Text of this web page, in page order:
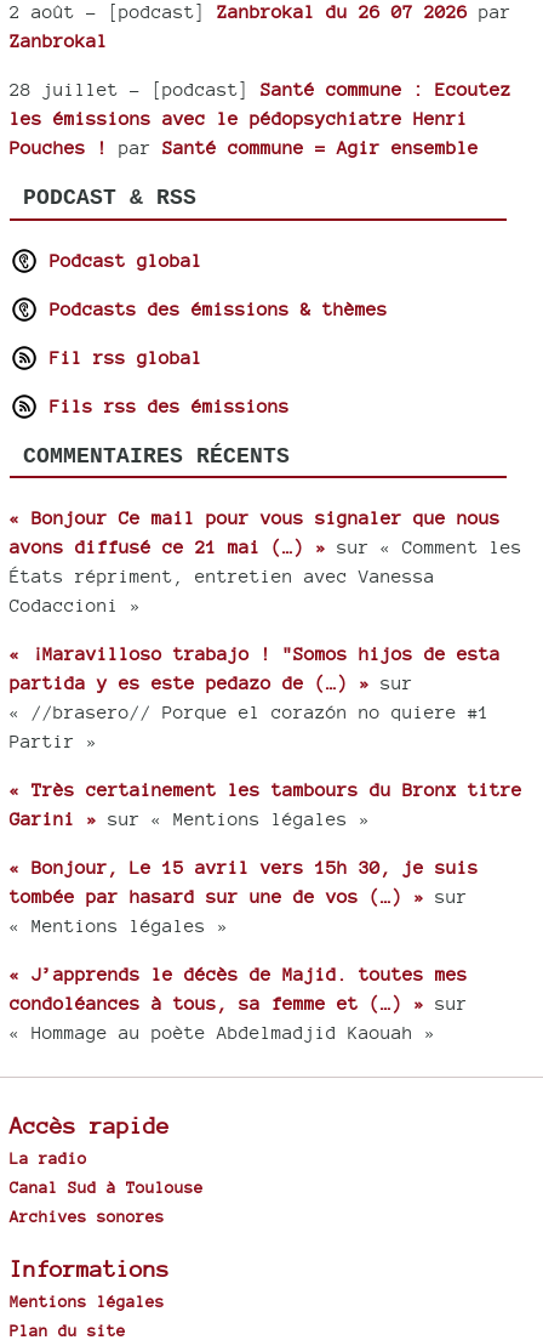
2 août - [podcast] Zanbrokal du 26 07 2026 par
Zanbrokal
28 juillet - [podcast] Santé commune : Ecoutez
les émissions avec le pédopsychiatre Henri
Pouches !
par Santé commune = Agir ensemble
PODCAST & RSS
Podcast global
Podcasts des émissions & thèmes
Fil rss global
Fils rss des émissions
COMMENTAIRES RÉCENTS
« Bonjour Ce mail pour vous signaler que nous
avons diffusé ce 21 mai (…) » sur « Comment les
États répriment, entretien avec Vanessa
Codaccioni »
« ¡Maravilloso trabajo ! "Somos hijos de esta
partida y es este pedazo de (…) » sur
« //brasero// Porque el corazón no quiere #1
Partir »
« Très certainement les tambours du Bronx titre
Garini » sur « Mentions légales »
« Bonjour, Le 15 avril vers 15h 30, je suis
tombée par hasard sur une de vos (…) » sur
« Mentions légales »
« J’apprends le décès de Majid. toutes mes
condoléances à tous, sa femme et (…) » sur
« Hommage au poète Abdelmadjid Kaouah »
Accès rapide
La radio
Canal Sud à Toulouse
Archives sonores
Informations
Mentions légales
Plan du site